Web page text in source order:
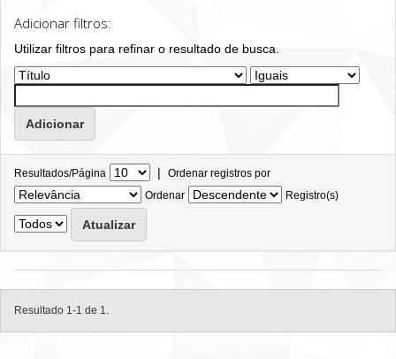
Adicionar filtros:
Utilizar filtros para refinar o resultado de busca.
Resultados/Página | Ordenar registros por
Ordenar
Registro(s)
Resultado 1-1 de 1.